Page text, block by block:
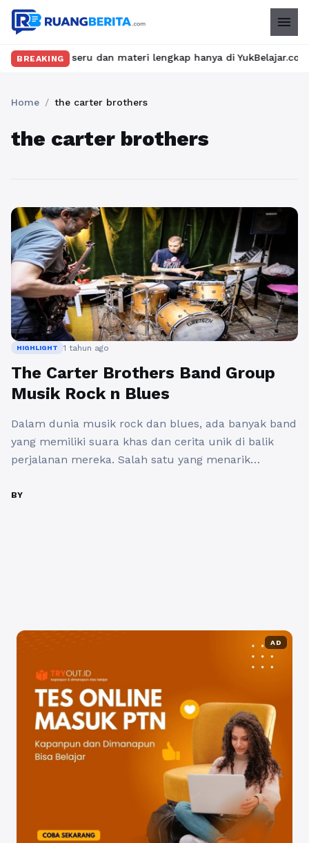
menu
BREAKING
kelas seru dan materi lengkap hanya di YukBelajar.com.
Home / the carter brothers
the carter brothers
HIGHLIGHT 1 tahun ago
The Carter Brothers Band Group
Musik Rock n Blues
Dalam dunia musik rock dan blues, ada banyak band
yang memiliki suara khas dan cerita unik di balik
perjalanan mereka. Salah satu yang menarik
( carterbrothersband.com ), sebuah grup musik yang
BY
AD